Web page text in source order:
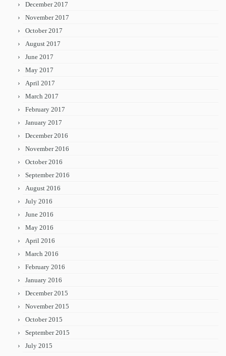
December 2017
November 2017
October 2017
August 2017
June 2017
May 2017
April 2017
March 2017
February 2017
January 2017
December 2016
November 2016
October 2016
September 2016
August 2016
July 2016
June 2016
May 2016
April 2016
March 2016
February 2016
January 2016
December 2015
November 2015
October 2015
September 2015
July 2015